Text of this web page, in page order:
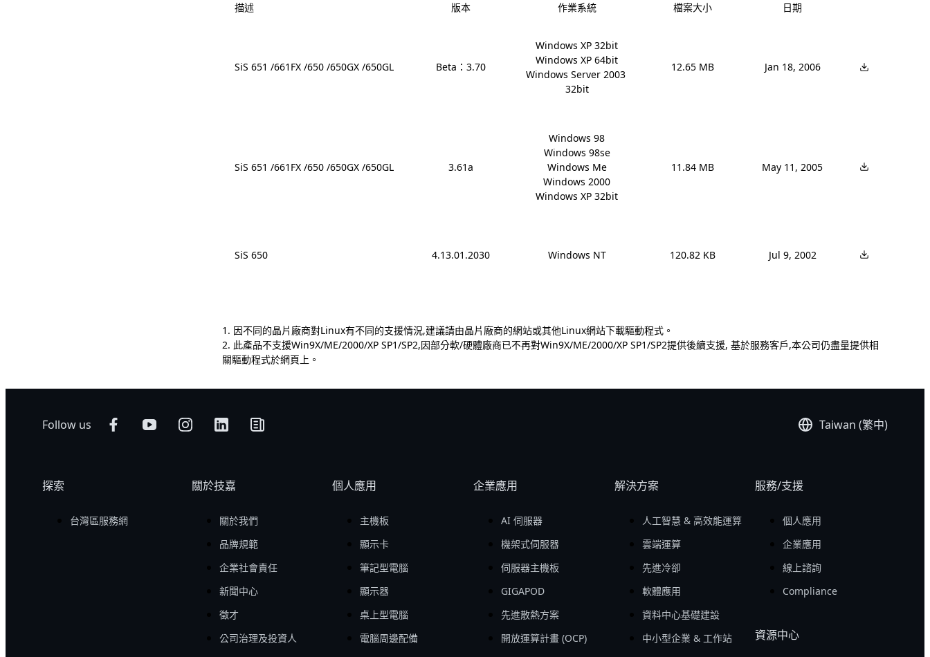
描述 版本 作業系統 檔案大小 日期
SiS 651 /661FX /650 /650GX /650GL Beta：3.70
Windows XP 32bit
Windows XP 64bit
Windows Server 2003
32bit
12.65 MB Jan 18, 2006
SiS 651 /661FX /650 /650GX /650GL 3.61a
Windows 98
Windows 98se
Windows Me
Windows 2000
Windows XP 32bit
11.84 MB May 11, 2005
SiS 650 4.13.01.2030 Windows NT 120.82 KB Jul 9, 2002
1. 因不同的晶片廠商對Linux有不同的支援情況,建議請由晶片廠商的網站或其他Linux網站下載驅動程式。
2. 此產品不支援Win9X/ME/2000/XP SP1/SP2,因部分軟/硬體廠商已不再對Win9X/ME/2000/XP SP1/SP2提供後續支援, 基於服務客戶,本公司仍盡量提供相
關驅動程式於網頁上。
Follow us Taiwan (繁中)
探索
台灣區服務網
關於技嘉
關於我們
品牌規範
企業社會責任
新聞中心
徵才
公司治理及投資人
個人應用
主機板
顯示卡
筆記型電腦
顯示器
桌上型電腦
電腦周邊配備
企業應用
AI 伺服器
機架式伺服器
伺服器主機板
GIGAPOD
先進散熱方案
開放運算計畫 (OCP)
解決方案
人工智慧 & 高效能運算
雲端運算
先進冷卻
軟體應用
資料中心基礎建設
中小型企業 & 工作站
服務/支援
個人應用
企業應用
線上諮詢
Compliance
資源中心